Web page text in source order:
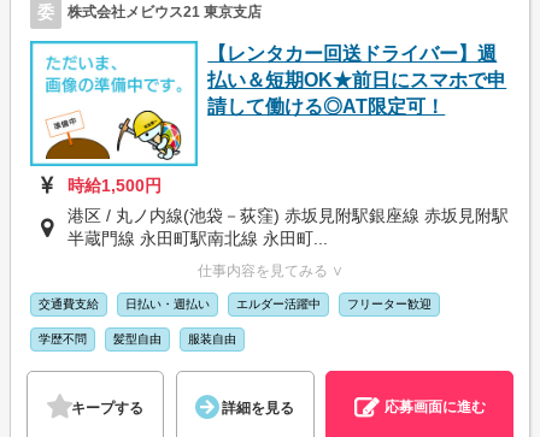
委 株式会社メビウス21 東京支店
【レンタカー回送ドライバー】週
払い＆短期OK★前日にスマホで申
請して働ける◎AT限定可！
時給1,500円
港区 / 丸ノ内線(池袋－荻窪) 赤坂見附駅銀座線 赤坂見附駅
半蔵門線 永田町駅南北線 永田町...
仕事内容を見てみる ∨
交通費支給 日払い・週払い エルダー活躍中 フリーター歓迎
学歴不問 髪型自由 服装自由
キープする 詳細を見る 応募画面に進む